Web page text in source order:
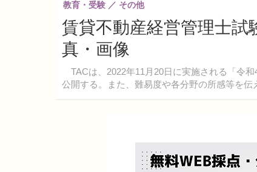
賃貸不動産経営管理士
真・画像
TACは、2022年11月20日に実施される「令
公開する。また、難易度や各分野の所感等を伝
教育・受験 その他